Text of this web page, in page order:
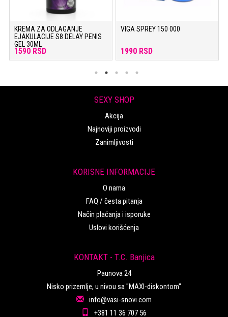
KREMA ZA ODLAGANJE
EJAKULACIJE S8 DELAY PENIS
GEL 30ML
1590 RSD
VIGA SPREY 150 000
1990 RSD
SEXY SHOP
Akcija
Najnoviji proizvodi
Zanimljivosti
KORISNE INFORMACIJE
O nama
FAQ / česta pitanja
Način plaćanja i isporuke
Uslovi korišćenja
KONTAKT - T.C. Banjica
Paunova 24
Nisko prizemlje, u nivou sa "MAXI-diskontom"
info@vasi-snovi.com
+381 11 36 707 56